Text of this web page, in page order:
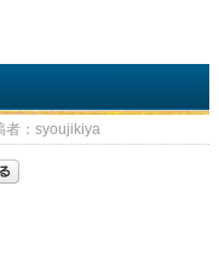
：syoujikiya